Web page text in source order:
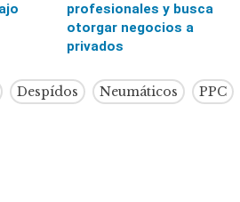
profesionales y busca
otorgar negocios a
privados
Despídos Neumáticos PPC